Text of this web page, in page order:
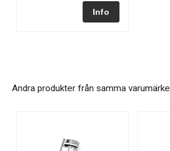
Andra produkter från samma varumärke